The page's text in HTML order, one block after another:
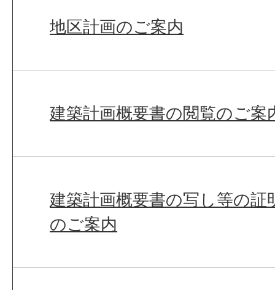
地区計画のご案内
建築計画概要書の閲覧のご案
建築計画概要書の写し等の証
のご案内